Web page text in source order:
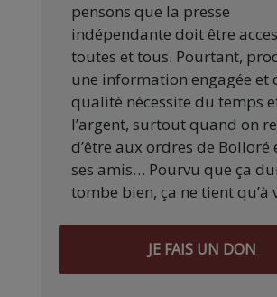
pensons que la presse
indépendante doit être
toutes et tous. Pourtant,
une information engagée et
qualité nécessite du temps
l’argent, surtout quand on
d’être aux ordres de Bolloré
ses amis… Pourvu que ça
tombe bien, ça ne tient qu’à
JE FAIS UN DON